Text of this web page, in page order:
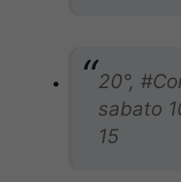
20°,
sabato
15